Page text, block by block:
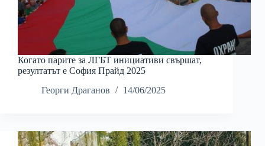
Когато парите за ЛГБТ инициативи свършат,
резултатът е София Прайд 2025
Георги Драганов
14/06/2025